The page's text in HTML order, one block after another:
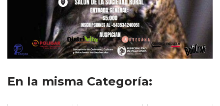
En la misma Categoría: